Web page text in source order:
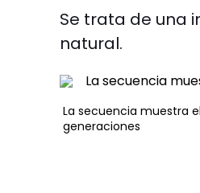
Se trata de una
natural.
La secuencia muestra
generaciones